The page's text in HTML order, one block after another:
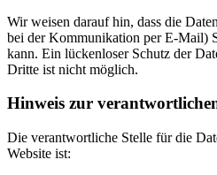
Wir weisen darauf hin, dass die
bei der Kommunikation per E-Mail)
kann. Ein lückenloser Schutz der
Dritte ist nicht möglich.
Hinweis zur
Die verantwortliche Stelle für die
Website ist: